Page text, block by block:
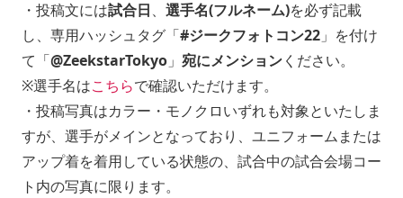
・投稿文には試合日、 選手名(フルネーム)を必ず記載
し、専用ハッシュタグ「#ジークフォトコン22」を付け
て「@ZeekstarTokyo」 宛にメンションください。
※選手名はこちらで確認いただけます。
・投稿写真はカラー・モノクロいずれも対象といたしま
すが、選手がメインとなっており、ユニフォームまたは
アップ着を着用している状態の、試合中の試合会場コー
ト内の写真に限ります。